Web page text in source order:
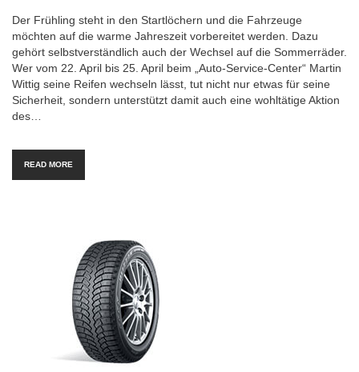
Der Frühling steht in den Startlöchern und die Fahrzeuge
möchten auf die warme Jahreszeit vorbereitet werden. Dazu
gehört selbstverständlich auch der Wechsel auf die Sommerräder.
Wer vom 22. April bis 25. April beim „Auto-Service-Center“ Martin
Wittig seine Reifen wechseln lässt, tut nicht nur etwas für seine
Sicherheit, sondern unterstützt damit auch eine wohltätige Aktion
des…
READ MORE